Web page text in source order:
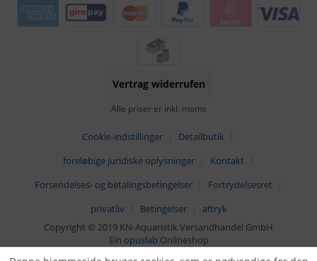
Vertrag widerrufen
Alle priser er inkl. moms
Cookie-indstillinger
Detailbutik
foreløbige juridiske oplysninger
Kontakt
Forsendelses- og betalingsbetingelser
Fortrydelsesret
privatliv
Betingelser
aftryk
Copyright © 2019 KN-Aquaristik Versandhandel GmbH
Ein opuslab Onlineshop